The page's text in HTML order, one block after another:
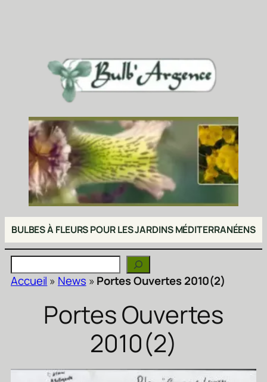
BULBES À FLEURS POUR LES JARDINS MÉDITERRANÉENS
Accueil » News » Portes Ouvertes 2010(2)
Portes Ouvertes
2010(2)